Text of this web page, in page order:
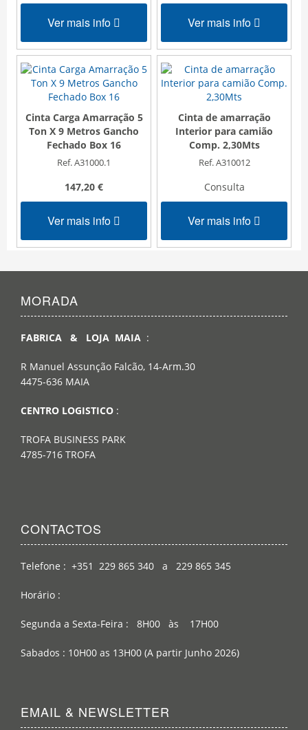
Ver mais info Ver mais info
Cinta Carga Amarração 5
Ton X 9 Metros Gancho
Fechado Box 16
Ref. A31000.1
147,20 €
Ver mais info
Cinta de amarração
Interior para camião
Comp. 2,30Mts
Ref. A310012
Consulta
Ver mais info
MORADA
FABRICA & LOJA MAIA :
R Manuel Assunção Falcão, 14-Arm.30
4475-636 MAIA
CENTRO LOGISTICO :
TROFA BUSINESS PARK
4785-716 TROFA
CONTACTOS
Telefone : +351 229 865 340 a 229 865 345
Horário :
Segunda a Sexta-Feira : 8H00 às 17H00
Sabados : 10H00 as 13H00 (A partir Junho 2026)
EMAIL & NEWSLETTER